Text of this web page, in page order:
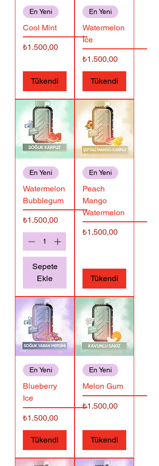
En Yeni
Cool Mint
Fiyat
₺1.500,00
Tükendi
En Yeni
Watermelon
İce
Fiyat
₺1.500,00
Tükendi
En Yeni
Watermelon
Bubblegum
Fiyat
₺1.500,00
Sepete
Ekle
En Yeni
Peach
Mango
Watermelon
Fiyat
₺1.500,00
Tükendi
En Yeni
Blueberry
Ice
Fiyat
₺1.500,00
Tükendi
En Yeni
Melon Gum
Fiyat
₺1.500,00
Tükendi